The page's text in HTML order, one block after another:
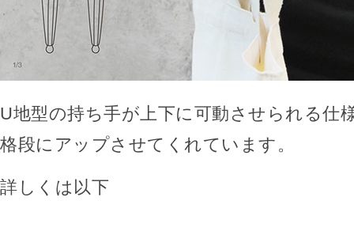
U地型の持ち手が上下に可動させられる仕
格段にアップさせてくれています。
詳しくは以下